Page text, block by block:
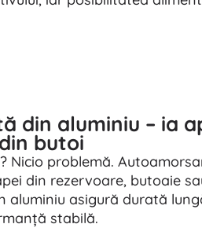
din aluminiu – ia
butoi
Nicio problemă.
din rezervoare, butoaie
aluminiu asigură durată
stabilă.